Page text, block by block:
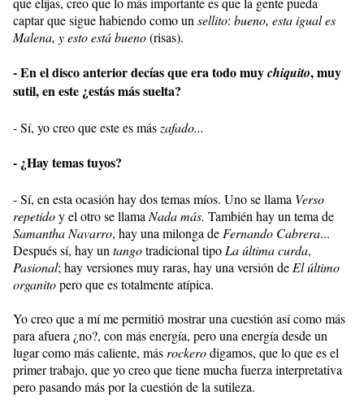
captar que sigue habiendo como unsellito: bueno, esta igual es
Malena, y esto está bueno(risas).
- En el disco anterior decías que era todo muychiquito, muy
sutil, en este ¿estás más suelta?
- Sí, yo creo que este es mászafado...
- ¿Hay temas tuyos?
- Sí, en esta ocasión hay dos temas míos. Uno se llama Verso
repetidoy el otro se llamaNada más. También hay un tema de
Samantha Navarro, hay una milonga deFernando Cabrera...
Después sí, hay untangotradicional tipoLa última curda,
Pasional; hay versiones muy raras, hay una versión deEl último
organitopero que es totalmente atípica.
Yo creo que a mí me permitió mostrar una cuestión así como más
para afuera ¿no?, con más energía, pero una energía desde un
lugar como más caliente, másrockerodigamos, que lo que es el
primer trabajo, que yo creo que tiene mucha fuerza interpretativa
pero pasando más por la cuestión de la sutileza.